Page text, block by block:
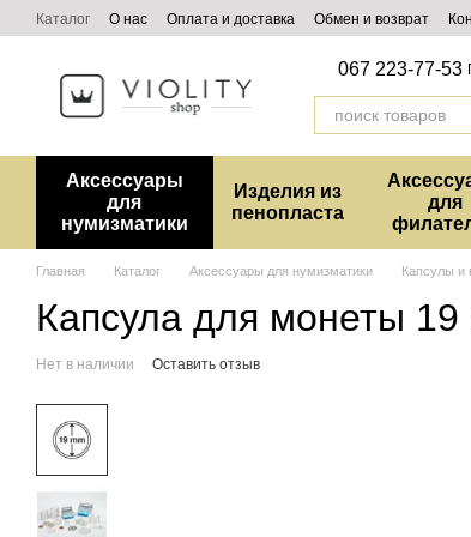
Перейти к основному контенту
Каталог О нас Оплата и доставка Обмен и возврат
067 223-77-53
Аксессуары
для
нумизматики
Изделия из
пенопласта
для
Главная Каталог Аксессуары для нумизматики Капсулы и
Капсула для монеты
Нет в наличии Оставить отзыв